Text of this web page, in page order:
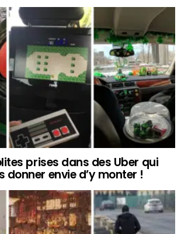
prises dans des Uber qui
donner envie d’y monter !